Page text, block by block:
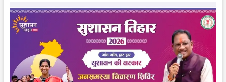
नाम,
एक
सोखता
संतान
के
नाम”
अभियान
से